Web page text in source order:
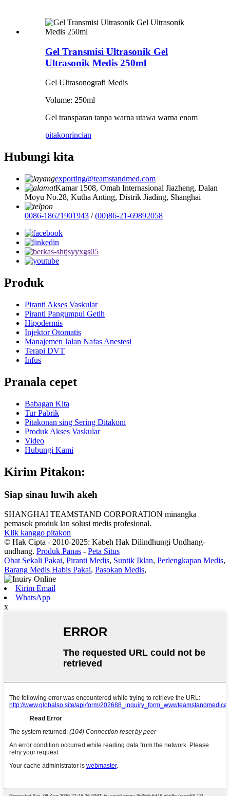
Gel Transmisi Ultrasonik Gel
Ultrasonik Medis 250ml
Gel Ultrasonografi Medis
Volume: 250ml
Gel transparan tanpa warna utawa warna enom
pitakonrincian
Hubungi kita
exporting@teamstandmed.com
Kamar 1508, Omah Internasional Jiazheng, Dalan
Moyu No.28, Kutha Anting, Distrik Jiading, Shanghai
0086-18621901943 /(00)86-21-69892058
Produk
Piranti Akses Vaskular
Piranti Pangumpul Getih
Hipodermis
Injektor Otomatis
Manajemen Jalan Nafas Anestesi
Terapi DVT
Infus
Pranala cepet
Babagan Kita
Tur Pabrik
Pitakonan sing Sering Ditakoni
Produk Akses Vaskular
Video
Hubungi Kami
Kirim Pitakon:
Siap sinau luwih akeh
SHANGHAI TEAMSTAND CORPORATION minangka
pemasok produk lan solusi medis profesional.
Klik kanggo pitakon
© Hak Cipta - 2010-2025: Kabeh Hak Dilindhungi Undhang-
undhang. Produk Panas - Peta Situs
Obat Sekali Pakai, Piranti Medis, Suntik Iklan, Perlengkapan Medis,
Barang Medis Habis Pakai, Pasokan Medis,
Kirim Email
WhatsApp
x